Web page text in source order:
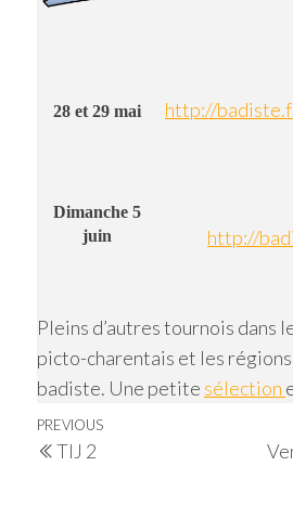
28 et 29 mai http://
Dimanche 5
juin
http://
Pleins d’autres tournois dans
picto-charentais et les
badiste. Une petite sélection
Navigation
de
Previous
Post
PREVIOUS
TIJ 2